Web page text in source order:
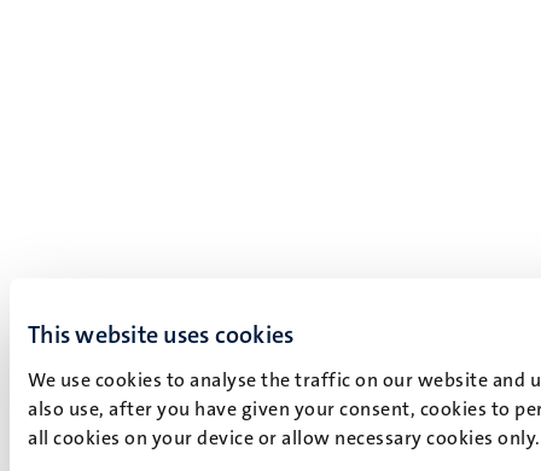
This website uses cookies
We use cookies to analyse the traffic on our website and
also use, after you have given your consent, cookies to
all cookies on your device or allow necessary cookies